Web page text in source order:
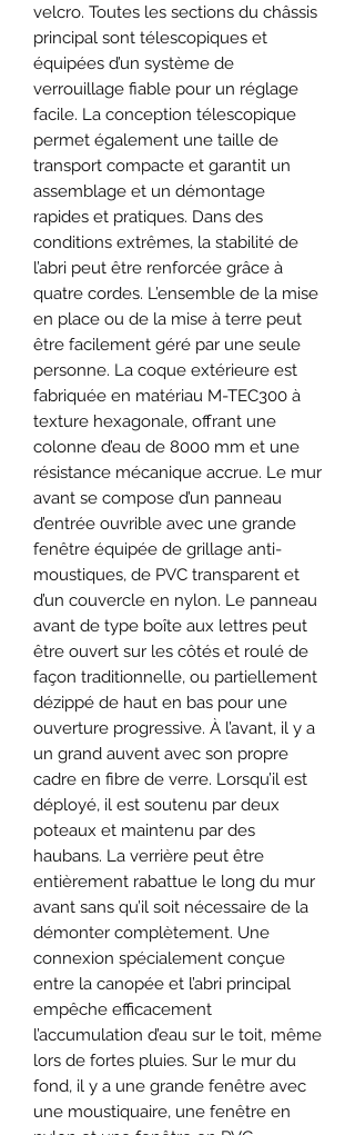
velcro. Toutes les sections du châssis
principal sont télescopiques et
équipées d’un système de
verrouillage fiable pour un réglage
facile. La conception télescopique
permet également une taille de
transport compacte et garantit un
assemblage et un démontage
rapides et pratiques. Dans des
conditions extrêmes, la stabilité de
l’abri peut être renforcée grâce à
quatre cordes. L’ensemble de la mise
en place ou de la mise à terre peut
être facilement géré par une seule
personne. La coque extérieure est
fabriquée en matériau M-TEC300 à
texture hexagonale, offrant une
colonne d’eau de 8000 mm et une
résistance mécanique accrue. Le mur
avant se compose d’un panneau
d’entrée ouvrible avec une grande
fenêtre équipée de grillage anti-
moustiques, de PVC transparent et
d’un couvercle en nylon. Le panneau
avant de type boîte aux lettres peut
être ouvert sur les côtés et roulé de
façon traditionnelle, ou partiellement
dézippé de haut en bas pour une
ouverture progressive. À l’avant, il y a
un grand auvent avec son propre
cadre en fibre de verre. Lorsqu’il est
déployé, il est soutenu par deux
poteaux et maintenu par des
haubans. La verrière peut être
entièrement rabattue le long du mur
avant sans qu’il soit nécessaire de la
démonter complètement. Une
connexion spécialement conçue
entre la canopée et l’abri principal
empêche efficacement
l’accumulation d’eau sur le toit, même
lors de fortes pluies. Sur le mur du
fond, il y a une grande fenêtre avec
une moustiquaire, une fenêtre en